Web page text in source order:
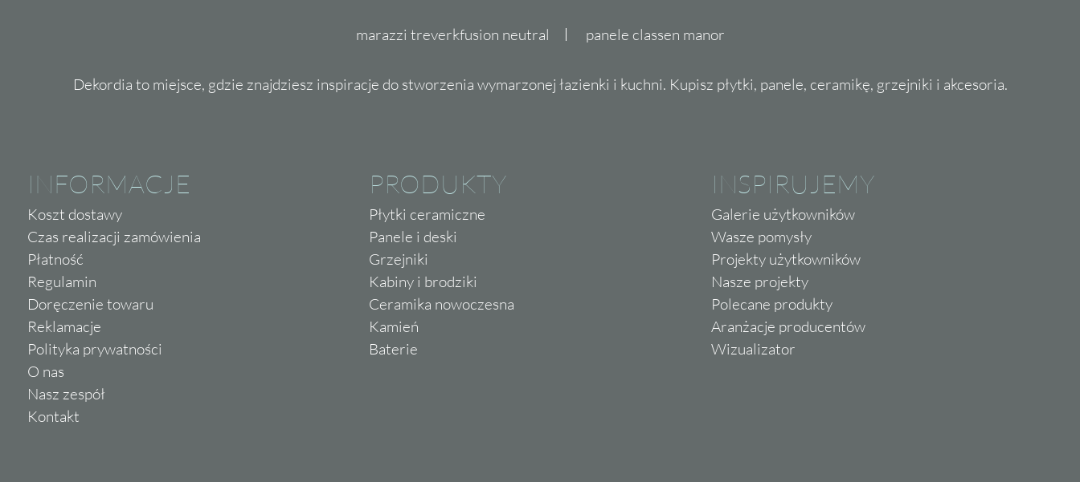
Indie
Italiane
Itt Ceramic
Jawor-Parkiet
Keramika Modus
Korner
La Fabbrica
La Fenice
marazzi treverkfusion neutral panele classen manor
Dekordia to miejsce, gdzie znajdziesz inspiracje do stworzenia wymarzonej łazienki i kuchni. Kupisz płytki, panele, ceramikę, grzejniki i akcesoria.
INFORMACJE
Koszt dostawy
Czas realizacji zamówienia
Płatność
Regulamin
Doręczenie towaru
Reklamacje
Polityka prywatności
O nas
Nasz zespół
Kontakt
PRODUKTY
Płytki ceramiczne
Panele i deski
Grzejniki
Kabiny i brodziki
Ceramika nowoczesna
Kamień
Baterie
INSPIRUJEMY
Galerie użytkowników
Wasze pomysły
Projekty użytkowników
Nasze projekty
Polecane produkty
Aranżacje producentów
Wizualizator